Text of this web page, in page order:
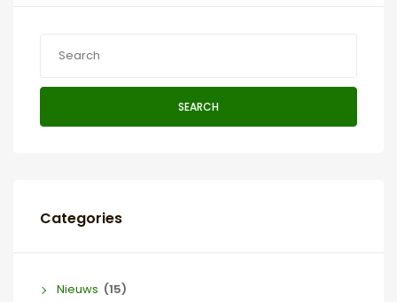
SEARCH
Categories
Nieuws (15)